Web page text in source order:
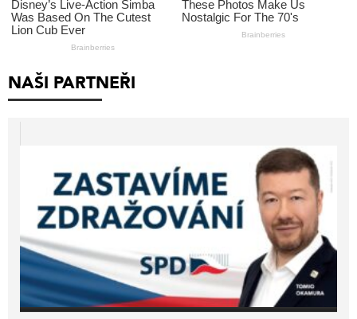
NAŠI PARTNEŘI